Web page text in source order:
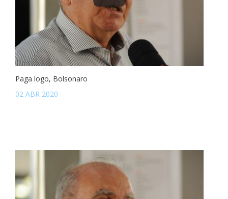
Paga logo, Bolsonaro
02 ABR 2020